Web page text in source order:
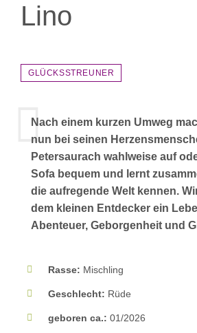
Lino
GLÜCKSSTREUNER
Nach einem kurzen Umweg
nun bei seinen
Petersaurach wahlweise auf
Sofa bequem und lernt
die aufregende Welt kennen.
dem kleinen Entdecker ein
Abenteuer, Geborgenheit und
Rasse: Mischling
Geschlecht: Rüde
geboren ca.: 01/2026